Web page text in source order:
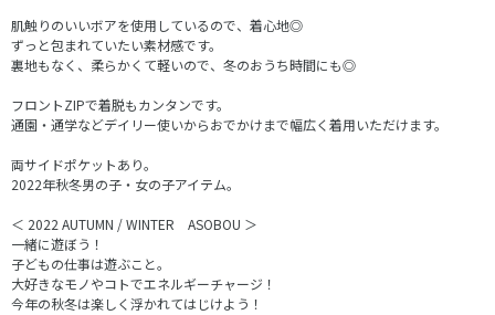
肌触りのいいボアを使用しているので、着心地◎
ずっと包まれていたい素材感です。
裏地もなく、柔らかくて軽いので、冬のおうち時間にも◎
フロントZIPで着脱もカンタンです。
通園・通学などデイリー使いからおでかけまで幅広く着用いただけます。
両サイドポケットあり。
2022年秋冬男の子・女の子アイテム。
＜ 2022 AUTUMN / WINTER ASOBOU ＞
一緒に遊ぼう！
子どもの仕事は遊ぶこと。
大好きなモノやコトでエネルギーチャージ！
今年の秋冬は楽しく浮かれてはじけよう！